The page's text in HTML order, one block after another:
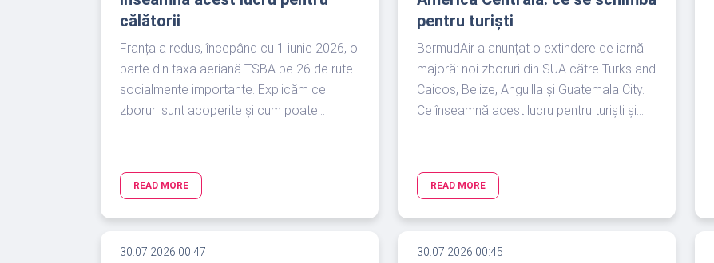
călătorii
Franța a redus, începând cu 1 iunie 2026, o
parte din taxa aeriană TSBA pe 26 de rute
socialmente importante. Explicăm ce
zboruri sunt acoperite și cum poate...
READ MORE
pentru turiști
BermudAir a anunțat o extindere de iarnă
majoră: noi zboruri din SUA către Turks and
Caicos, Belize, Anguilla și Guatemala City.
Ce înseamnă acest lucru pentru turiști și...
READ MORE
30.07.2026 00:47 30.07.2026 00:45